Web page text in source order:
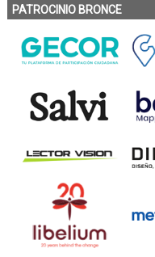
PATROCINIO BRONCE